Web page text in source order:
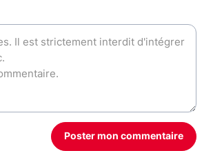
Poster mon commentaire